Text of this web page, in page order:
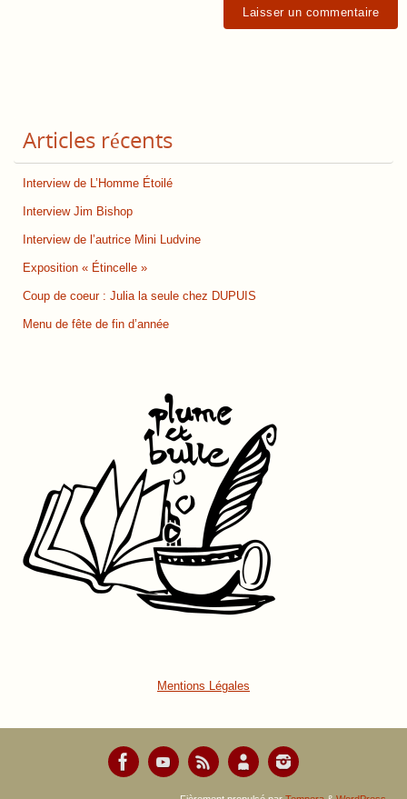
Articles récents
Interview de L’Homme Étoilé
Interview Jim Bishop
Interview de l’autrice Mini Ludvine
Exposition « Étincelle »
Coup de coeur : Julia la seule chez DUPUIS
Menu de fête de fin d’année
Mentions Légales